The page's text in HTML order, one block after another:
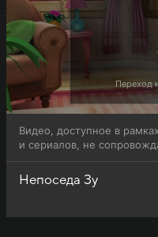
Переход
Видео, доступное в
и сериалов, не
Непоседа Зу